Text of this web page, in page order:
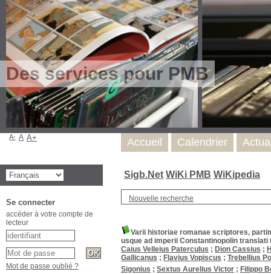
Des services pour PMB
Sigb.Net WiKi PMB WiKipedia
Nouvelle recherche
Varii historiae romanae scriptores,
usque ad imperii Constantinopolin
Caius Velleius Paterculus ; Dion Cassius ;
Gallicanus ; Flavius Vopiscus ; Trebellius
Sigonius ; Sextus Aurelius Victor ; Filippo
Accueil Calendrier
A- A A+
Se connecter
accéder à votre compte de
lecteur
Mot de passe oublié ?